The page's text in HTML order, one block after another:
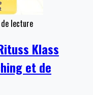
lecture
Klass
et de